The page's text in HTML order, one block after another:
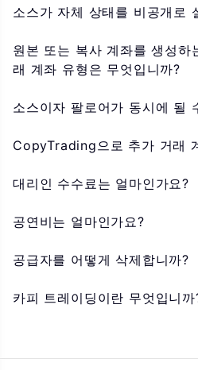
소스가 자체 상태를 비공개로
원본 또는 복사 계좌를 생성하
래 계좌 유형은 무엇입니까?
소스이자 팔로어가 동시에 될
CopyTrading으로 추가 거래
대리인 수수료는 얼마인가요?
공연비는 얼마인가요?
공급자를 어떻게 삭제합니까?
카피 트레이딩이란 무엇입니까